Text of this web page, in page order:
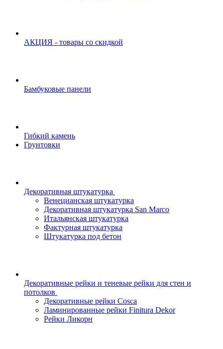
АКЦИЯ - товары со скидкой
Бамбуковые панели
Гибкий камень
Грунтовки
Декоративная штукатурка
Венецианская штукатурка
Декоративная штукатурка San Marco
Итальянская штукатурка
Фактурная штукатурка
Штукатурка под бетон
Декоративные рейки и теневые рейки для стен и
потолков
Декоративные рейки Cosca
Ламинированные рейки Finitura Dekor
Рейки Ликорн